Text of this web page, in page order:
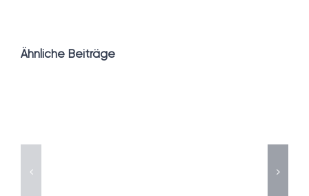
Ähnliche Beiträge